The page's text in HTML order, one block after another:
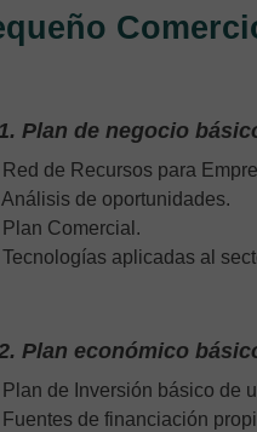
Plan de negocio
Red de Recursos para
Análisis de oportunidades.
Plan Comercial.
Tecnologías aplicadas al
Plan económico
Plan de Inversión básico de
Fuentes de financiación